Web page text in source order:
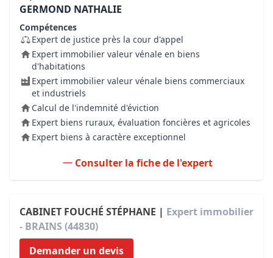
GERMOND NATHALIE
Compétences
Expert de justice près la cour d'appel
Expert immobilier valeur vénale en biens
d'habitations
Expert immobilier valeur vénale biens commerciaux
et industriels
Calcul de l'indemnité d'éviction
Expert biens ruraux, évaluation foncières et agricoles
Expert biens à caractère exceptionnel
Consulter la fiche de l'expert
CABINET FOUCHÉ STÉPHANE | Expert immobilier
- BRAINS (44830)
Demander un devis